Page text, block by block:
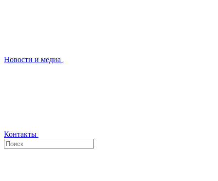
Новости и медиа
Контакты